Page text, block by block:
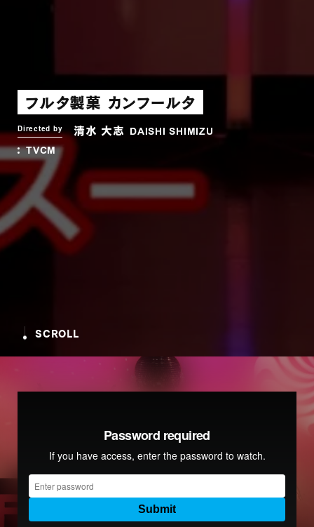
フルタ製菓 カンフールタ
Directed by 清水 大志
DAISHI SHIMIZU
TVCM
SCROLL